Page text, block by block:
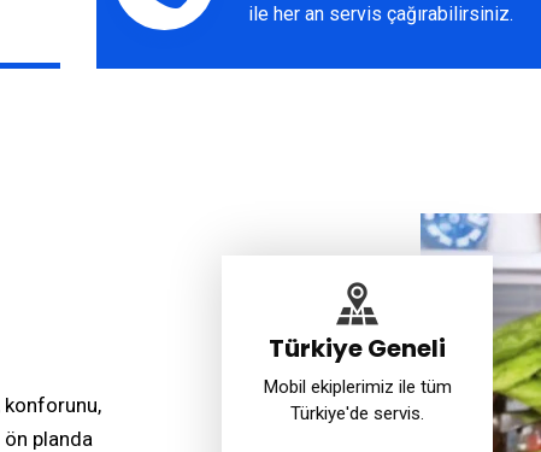
ile her an servis çağırabilirsiniz.
konforunu,
planda
Türkiye Geneli
Mobil ekiplerimiz ile tüm
Türkiye'de servis.